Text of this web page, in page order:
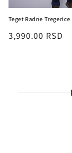
Teget Radne Tregerice
Redovna
3,990.00 RSD